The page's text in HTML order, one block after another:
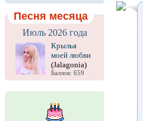
Песня месяца
Июль 2026 года
Крылья
моей любви
(Jalagonia)
Баллов: 659